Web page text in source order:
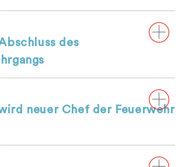
des
neuer Chef der Feuerwehr